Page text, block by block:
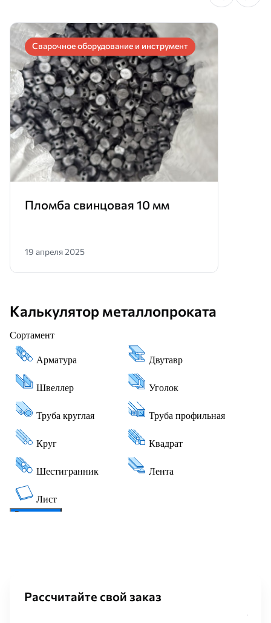
Сварочное оборудование и инструмент
Пломба свинцовая 10 мм
19 апреля 2025
Калькулятор металлопроката
Рассчитайте свой заказ